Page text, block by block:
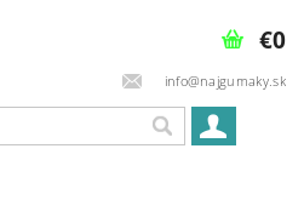
info@najgumaky.sk
€0